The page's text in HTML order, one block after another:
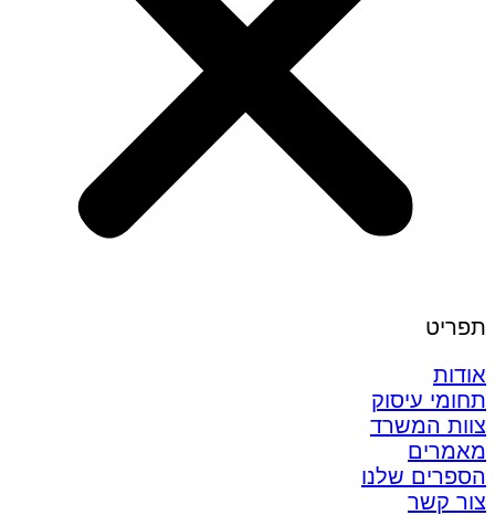
תפריט
אודות
תחומי עיסוק
צוות המשרד
מאמרים
הספרים שלנו
צור קשר